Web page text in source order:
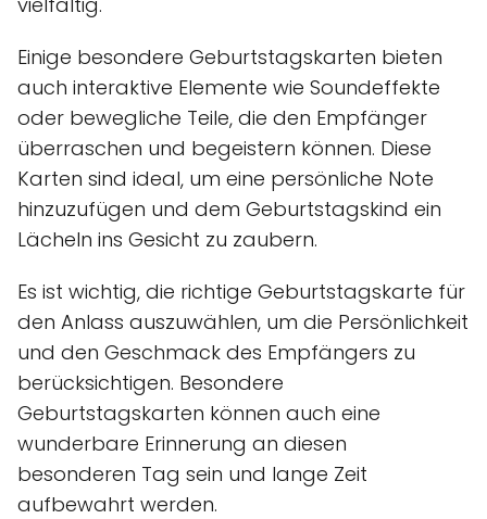
Einige besondere Geburtstagskarten bieten
auch interaktive Elemente wie Soundeffekte
oder bewegliche Teile, die den Empfänger
überraschen und begeistern können. Diese
Karten sind ideal, um eine persönliche Note
hinzuzufügen und dem Geburtstagskind ein
Lächeln ins Gesicht zu zaubern.
Es ist wichtig, die richtige Geburtstagskarte für
den Anlass auszuwählen, um die Persönlichkeit
und den Geschmack des Empfängers zu
berücksichtigen. Besondere
Geburtstagskarten können auch eine
wunderbare Erinnerung an diesen
besonderen Tag sein und lange Zeit
aufbewahrt werden.